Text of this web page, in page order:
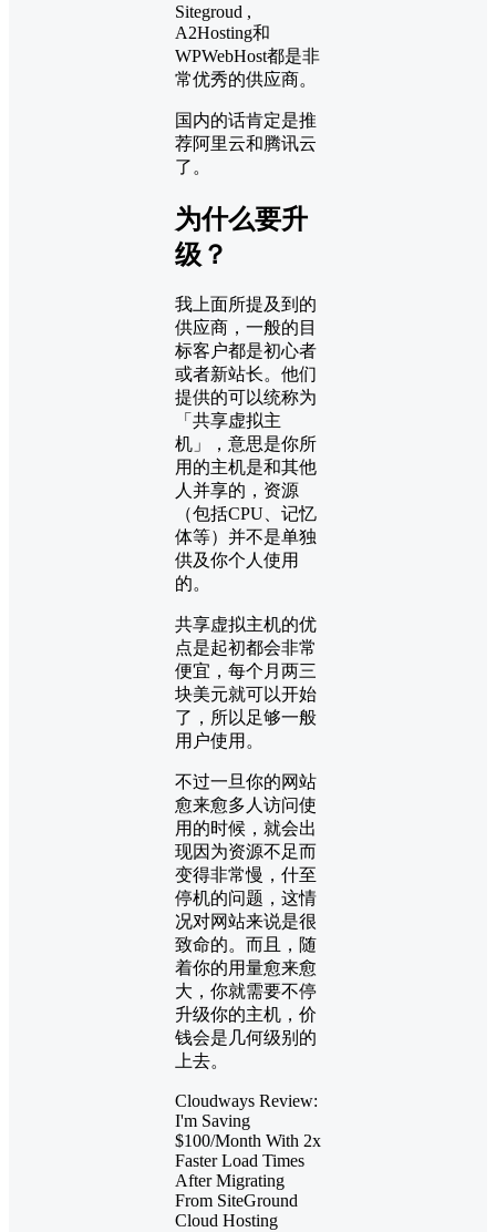
Sitegroud ,
A2Hosting和
WPWebHost都是非
常优秀的供应商。
国内的话肯定是推
荐阿里云和腾讯云
了。
为什么要升
级？
我上面所提及到的
供应商，一般的目
标客户都是初心者
或者新站长。他们
提供的可以统称为
「共享虚拟主
机」，意思是你所
用的主机是和其他
人并享的，资源
（包括CPU、记忆
体等）并不是单独
供及你个人使用
的。
共享虚拟主机的优
点是起初都会非常
便宜，每个月两三
块美元就可以开始
了，所以足够一般
用户使用。
不过一旦你的网站
愈来愈多人访问使
用的时候，就会出
现因为资源不足而
变得非常慢，什至
停机的问题，这情
况对网站来说是很
致命的。而且，随
着你的用量愈来愈
大，你就需要不停
升级你的主机，价
钱会是几何级别的
上去。
Cloudways Review:
I'm Saving
$100/Month With 2x
Faster Load Times
After Migrating
From SiteGround
Cloud Hosting